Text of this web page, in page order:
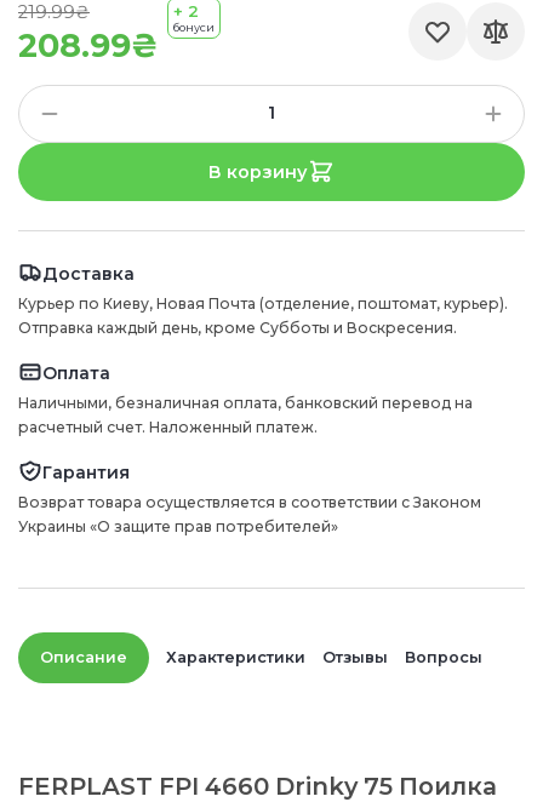
208.99₴
219.99₴ + 2
бонуси
В корзину
Доставка
Курьер по Киеву, Новая Почта (отделение, поштомат, курьер).
Отправка каждый день, кроме Субботы и Воскресения.
Оплата
Наличными, безналичная оплата, банковский перевод на
расчетный счет. Наложенный платеж.
Гарантия
Возврат товара осуществляется в соответствии с Законом
Украины «О защите прав потребителей»
Описание Характеристики Отзывы Вопросы
FERPLAST FPI 4660 Drinky 75 Поилка